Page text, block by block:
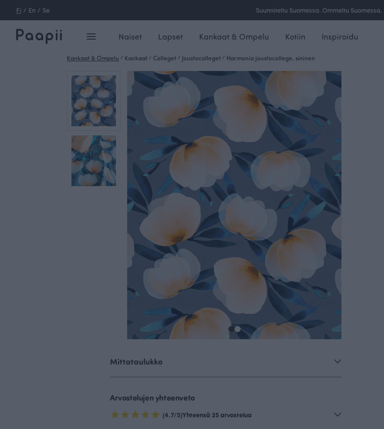
Fi / En / Se Ilmainen toimitus yli 100 € tilauksille Suomessa.
Naiset Lapset Kankaat & Ompelu Kotiin Inspiroidu
Kankaat & Ompelu / Kankaat / Colleget / Joustocolleget / Harmonia joustocollege, sininen
Mittataulukko
Arvostelujen yhteenveto
(4.7/5)Yhteensä 25 arvostelua